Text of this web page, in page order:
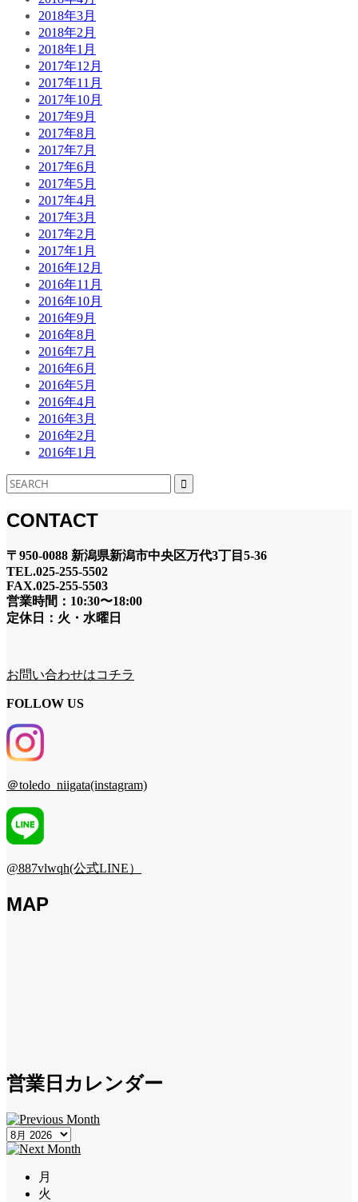
2018年3月
2018年2月
2018年1月
2017年12月
2017年11月
2017年10月
2017年9月
2017年8月
2017年7月
2017年6月
2017年5月
2017年4月
2017年3月
2017年2月
2017年1月
2016年12月
2016年11月
2016年10月
2016年9月
2016年8月
2016年7月
2016年6月
2016年5月
2016年4月
2016年3月
2016年2月
2016年1月
CONTACT
〒950-0088 新潟県新潟市中央区万代3丁目5-36
TEL.025-255-5502
FAX.025-255-5503
営業時間：10:30〜18:00
定休日：火・水曜日
お問い合わせはコチラ
FOLLOW US
＠toledo_niigata(instagram)
@887vlwqh(公式LINE）
MAP
営業日カレンダー
月
火